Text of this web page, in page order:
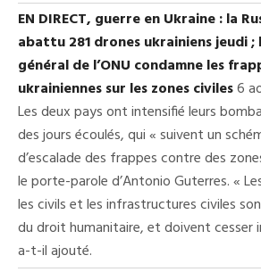
EN DIRECT, guerre en Ukraine : la
abattu 281 drones ukrainiens jeudi
général de l’ONU condamne les
ukrainiennes sur les zones civiles6
Les deux pays ont intensifié leurs
des jours écoulés, qui « suivent un
d’escalade des frappes contre des
le porte-parole d’Antonio Guterres. «
les civils et les infrastructures civiles
du droit humanitaire, et doivent cesser
a-t-il ajouté.